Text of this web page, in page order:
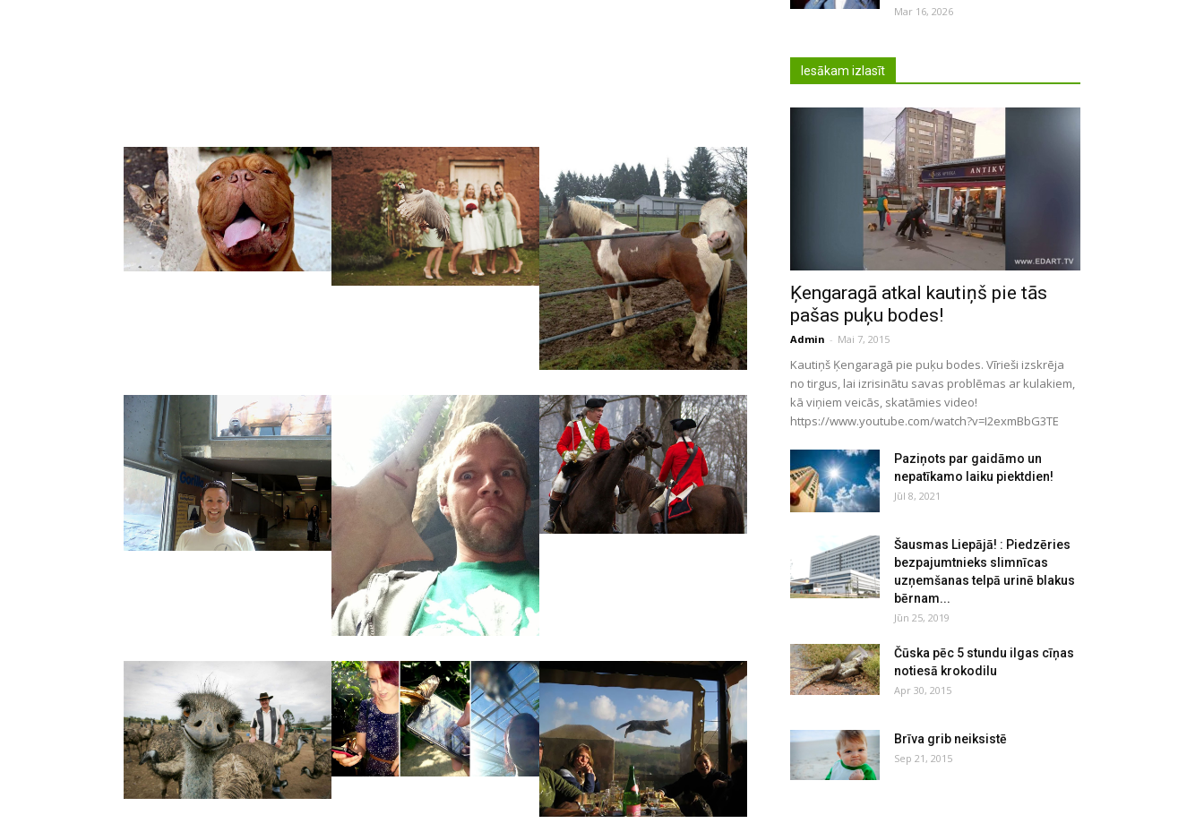
Mar 16, 2026
Iesākam izlasīt
Ķengaragā atkal kautiņš pie tās
pašas puķu bodes!
Admin - Mai 7, 2015
Kautiņš Ķengaragā pie puķu bodes. Vīrieši izskrēja
no tirgus, lai izrisinātu savas problēmas ar kulakiem,
kā viņiem veicās, skatāmies video!
https://www.youtube.com/watch?v=I2exmBbG3TE
Paziņots par gaidāmo un
nepatīkamo laiku piektdien!
Jūl 8, 2021
Šausmas Liepājā! : Piedzēries
bezpajumtnieks slimnīcas
uzņemšanas telpā urinē blakus
bērnam...
Jūn 25, 2019
Čūska pēc 5 stundu ilgas cīņas
notiesā krokodilu
Apr 30, 2015
Brīva grib neiksistē
Sep 21, 2015